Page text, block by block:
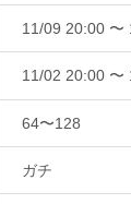
11/09 20:00 〜
11/02 20:00 〜
64〜128
ガチ